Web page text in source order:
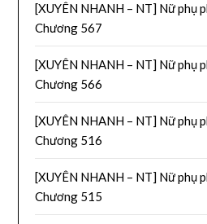
[XUYÊN NHANH – NT] Nữ phụ
Chương 567
[XUYÊN NHANH – NT] Nữ phụ
Chương 566
[XUYÊN NHANH – NT] Nữ phụ
Chương 516
[XUYÊN NHANH – NT] Nữ phụ
Chương 515